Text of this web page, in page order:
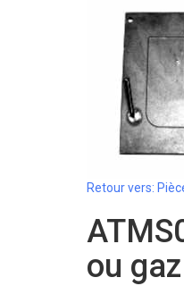
Retour vers:
ou gaz